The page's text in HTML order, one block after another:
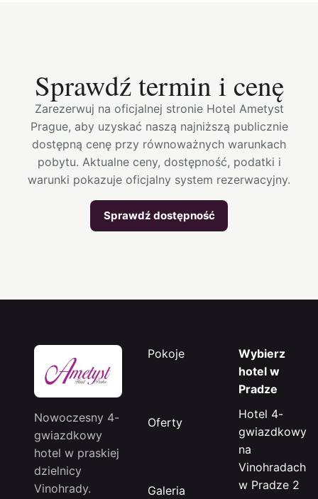
Sprawdź termin i cenę
Zarezerwuj na oficjalnej stronie Hotel Ametyst
Prague, aby uzyskać naszą najniższą publicznie
dostępną cenę przy równoważnych warunkach
pobytu. Aktualne ceny, dostępność, podatki i
warunki pokazuje oficjalny system rezerwacyjny.
Sprawdź dostępność
Nowoczesny 4-
gwiazdkowy
hotel w praskiej
dzielnicy
Vinohrady.
Pokoje
Oferty
Galeria
Wybierz
hotel w
Pradze
Hotel 4-
gwiazdkowy
na
Vinohradach
w Pradze 2